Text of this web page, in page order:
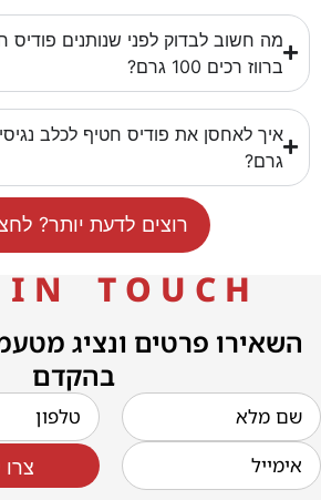
מה חשוב לבדוק לפני שנותנים פודיס
ברווז רכים 100 גרם?
גרם?
רוצים לדעת יותר?
N T O U C H
השאירו פרטים ונציג
בהקדם